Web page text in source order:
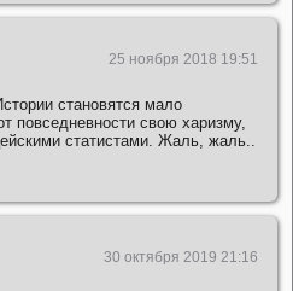
25 ноября 2018 19:51
становятся мало
повседневности свою харизму,
статистами. Жаль, жаль..
30 октября 2019 21:16